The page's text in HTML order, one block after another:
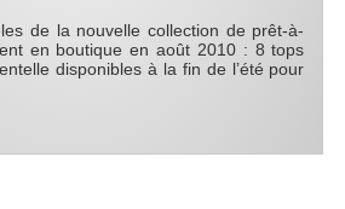
de la nouvelle collection de prêt-à-
en boutique en août 2010 : 8 tops
disponibles à la fin de l’été pour